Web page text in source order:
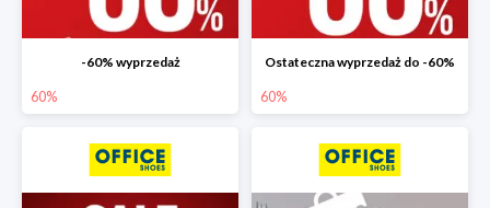
-60% wyprzedaż
60%
Ostateczna wyprzedaż do -60%
60%